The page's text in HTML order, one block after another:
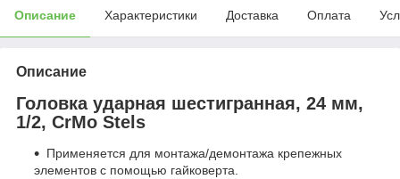
Описание Характеристики Доставка Оплата
Описание
Головка ударная шестигранная, 24 мм,
1/2, CrMo Stels
Применяется для монтажа/демонтажа крепежных
элементов с помощью гайковерта.